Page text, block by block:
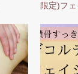
限定)フ